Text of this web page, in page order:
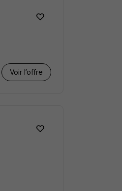
Voir l’offre